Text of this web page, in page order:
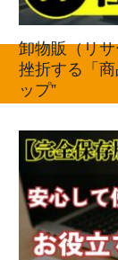
卸物販（リ
挫折する「
ップ”